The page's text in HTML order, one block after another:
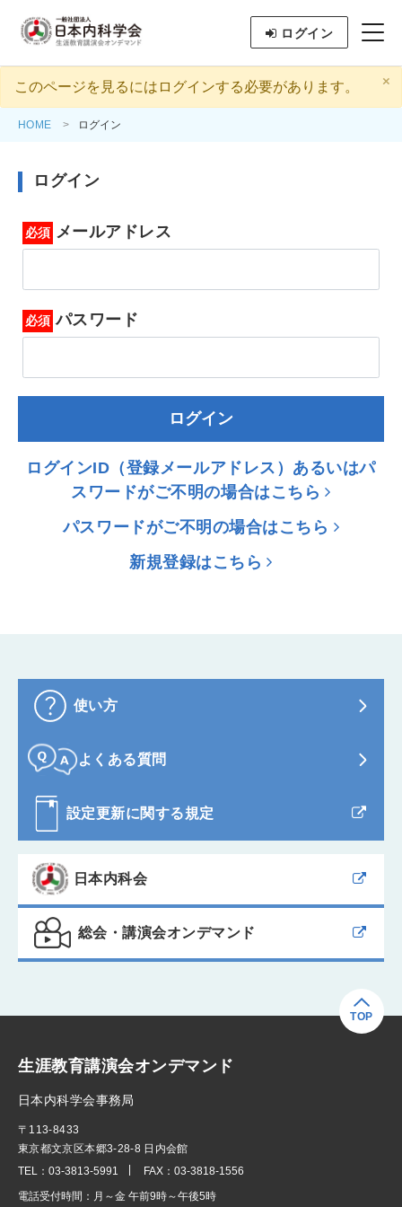
ログイン
×
このページを見るにはログインする必要があります。
HOME ログイン
ログイン
メールアドレス
パスワード
ログイン
ログインID（登録メールアドレス）あるいはパ
スワードがご不明の場合はこちら
パスワードがご不明の場合はこちら
新規登録はこちら
使い方
よくある質問
設定更新に関する規定
日本内科会
総会・講演会オンデマンド
TOP
生涯教育講演会オンデマンド
日本内科学会事務局
〒113-8433
東京都文京区本郷3-28-8 日内会館
TEL： 03-3813-5991 FAX： 03-3818-1556
電話受付時間： 月～金 午前9時～午後5時